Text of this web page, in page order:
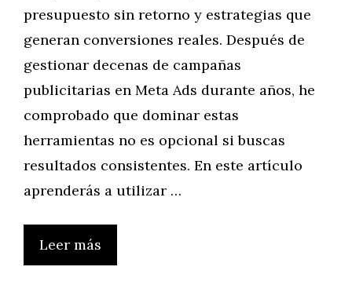
presupuesto sin retorno y estrategias que
generan conversiones reales. Después de
gestionar decenas de campañas
publicitarias en Meta Ads durante años, he
comprobado que dominar estas
herramientas no es opcional si buscas
resultados consistentes. En este artículo
aprenderás a utilizar …
Leer más